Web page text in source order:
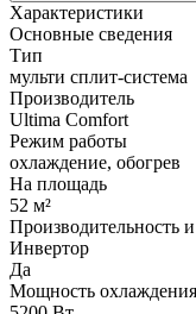
Характеристики
Основные сведения
Тип
мульти сплит-система
Производитель
Ultima Comfort
Режим работы
охлаждение, обогрев
На площадь
52 м²
Производительность
Инвертор
Да
Мощность охлаждения